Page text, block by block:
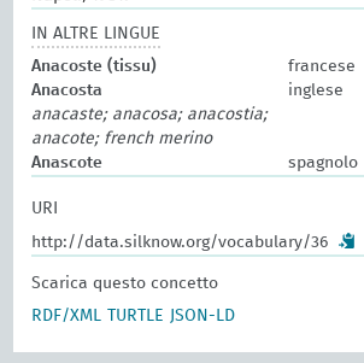
IN ALTRE LINGUE
Anacoste (tissu)
francese
Anacosta
inglese
anacaste; anacosa; anacostia;
anacote; french merino
Anascote
spagnolo
URI
http://data.silknow.org/vocabulary/36
Scarica questo concetto
RDF/XML
TURTLE JSON-LD